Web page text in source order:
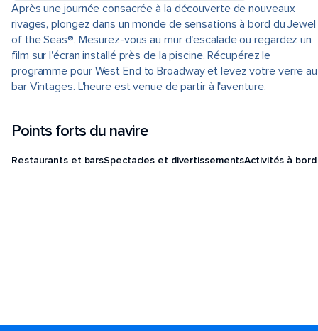
Après une journée consacrée à la découverte de nouveaux
rivages, plongez dans un monde de sensations à bord du Jewel
of the Seas®. Mesurez-vous au mur d'escalade ou regardez un
film sur l'écran installé près de la piscine. Récupérez le
programme pour West End to Broadway et levez votre verre au
bar Vintages. L'heure est venue de partir à l'aventure.
Points forts du navire
Restaurants et barsSpectacles et divertissementsActivités à bord